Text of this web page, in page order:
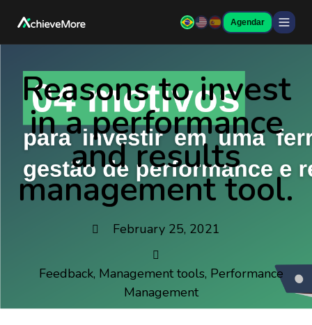
Agendar
Reasons to invest
in a performance
and results
management tool.
February 25, 2021
Feedback, Management tools, Performance
Management